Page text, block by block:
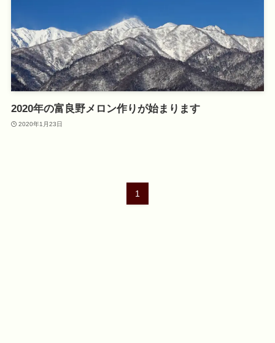
2020年の富良野メロン作りが始まります
2020年1月23日
1